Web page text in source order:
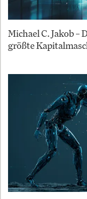
Michael C. Jakob –
größte